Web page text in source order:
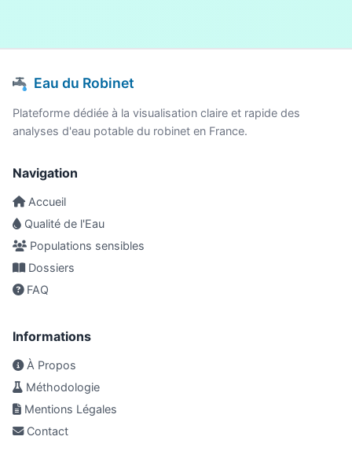
Eau du Robinet
Plateforme dédiée à la visualisation claire et rapide des
analyses d'eau potable du robinet en France.
Navigation
Accueil
Qualité de l'Eau
Populations sensibles
Dossiers
FAQ
Informations
À Propos
Méthodologie
Mentions Légales
Contact